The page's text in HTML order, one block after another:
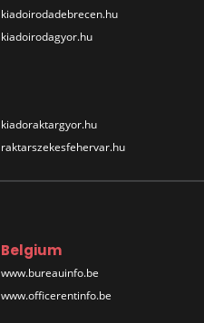
kiadoirodadebrecen.hu
kiadoirodagyor.hu
kiadoraktargyor.hu
raktarszekesfehervar.hu
Belgium
www.bureauinfo.be
www.officerentinfo.be